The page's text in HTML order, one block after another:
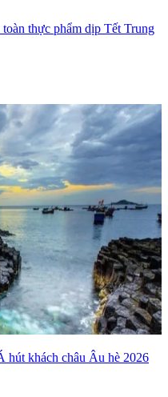
thực phẩm dịp Tết Trung
hút khách châu Âu hè 2026